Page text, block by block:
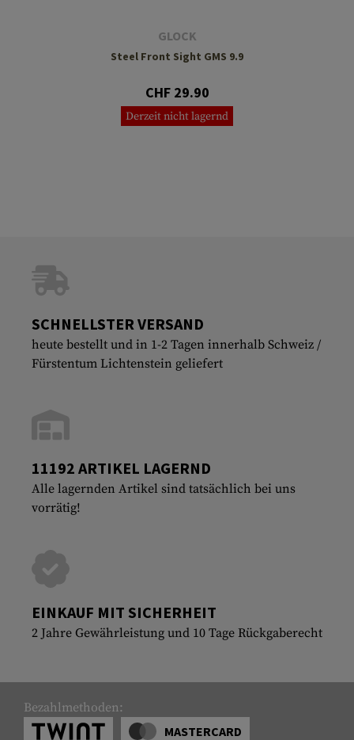
GLOCK
Steel Front Sight GMS 9.9
CHF 29.90
Derzeit nicht lagernd
SCHNELLSTER VERSAND
heute bestellt und in 1-2 Tagen innerhalb Schweiz /
Fürstentum Lichtenstein geliefert
11192 ARTIKEL LAGERND
Alle lagernden Artikel sind tatsächlich bei uns
vorrätig!
EINKAUF MIT SICHERHEIT
2 Jahre Gewährleistung und 10 Tage Rückgaberecht
Bezahlmethoden:
MASTERCARD